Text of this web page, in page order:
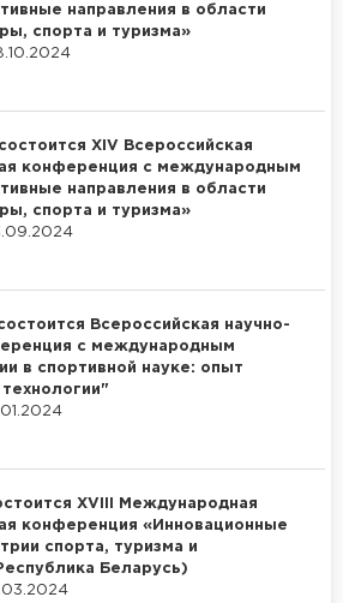
направления в области
спорта и туризма»
XIV Всероссийская
конференция с международным
направления в области
спорта и туризма»
Всероссийская научно-
с международным
в спортивной науке: опыт
XVIII Международная
конференция «Инновационные
спорта, туризма и
Беларусь)